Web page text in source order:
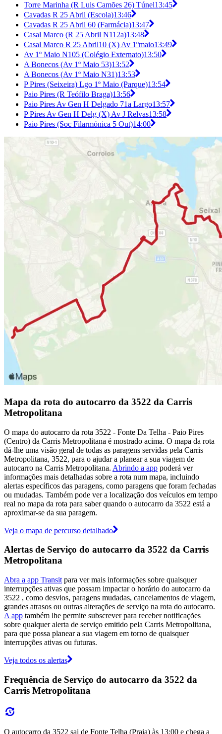
Torre Marinha (R Luis Camões 26) Túnel13:45
Cavadas R 25 Abril (Escola)13:46
Cavadas R 25 Abril 60 (Farmácia)13:47
Casal Marco (R 25 Abril N112a)13:48
Casal Marco R 25 Abril10 (X) Av 1ºmaio13:49
Av 1º Maio N105 (Colégio Externato)13:50
A Bonecos (Av 1º Maio 53)13:52
A Bonecos (Av 1º Maio N31)13:53
P Pires (Seixeira) Lgo 1º Maio (Parque)13:54
Paio Pires (R Teófilo Braga)13:56
Paio Pires Av Gen H Delgado 71a Largo13:57
P Pires Av Gen H Delg (X) Av J Relvas13:58
Paio Pires (Soc Filarmónica 5 Out)14:00
Mapa da rota do autocarro da 3522 da Carris
Metropolitana
O mapa do autocarro da rota 3522 - Fonte Da Telha - Paio Pires
(Centro) da Carris Metropolitana é mostrado acima. O mapa da rota
dá-lhe uma visão geral de todas as paragens servidas pela Carris
Metropolitana, 3522, para o ajudar a planear a sua viagem de
autocarro na Carris Metropolitana. Abrindo a app poderá ver
informações mais detalhadas sobre a rota num mapa, incluindo
alertas específicos das paragens, como paragens que foram fechadas
ou mudadas. Também pode ver a localização dos veículos em tempo
real no mapa da rota para saber quando o autocarro da 3522 está a
aproximar-se da sua paragem.
Veja o mapa de percurso detalhado
Alertas de Serviço do autocarro da 3522 da Carris
Metropolitana
Abra a app Transit para ver mais informações sobre quaisquer
interrupções ativas que possam impactar o horário do autocarro da
3522 , como desvios, paragens mudadas, cancelamentos de viagem,
grandes atrasos ou outras alterações de serviço na rota do autocarro.
A app também lhe permite subscrever para receber notificações
sobre qualquer alerta de serviço emitido pela Carris Metropolitana,
para que possa planear a sua viagem em torno de quaisquer
interrupções ativas ou futuras.
Veja todos os alertas
Frequência de Serviço do autocarro da 3522 da
Carris Metropolitana
O autocarro da 3522 sai de Fonte Telha (Praia) às 13:00 e chega a